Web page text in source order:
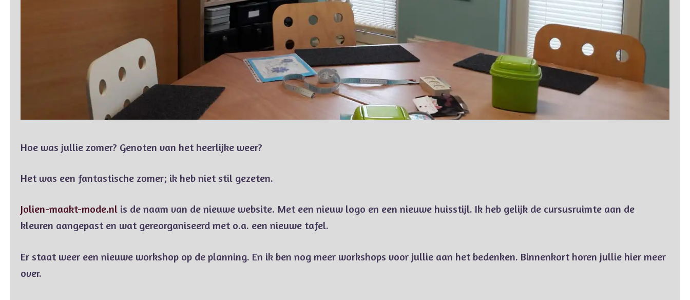
Hoe was jullie zomer? Genoten van het heerlijke weer?
Het was een fantastische zomer; ik heb niet stil gezeten.
Jolien-maakt-mode.nl is de naam van de nieuwe website. Met een nieuw logo en een nieuwe huisstijl. Ik heb gelijk de cursusruimte aan de
kleuren aangepast en wat gereorganiseerd met o.a. een nieuwe tafel.
Er staat weer een nieuwe workshop op de planning. En ik ben nog meer workshops voor jullie aan het bedenken. Binnenkort horen jullie hier meer
over.